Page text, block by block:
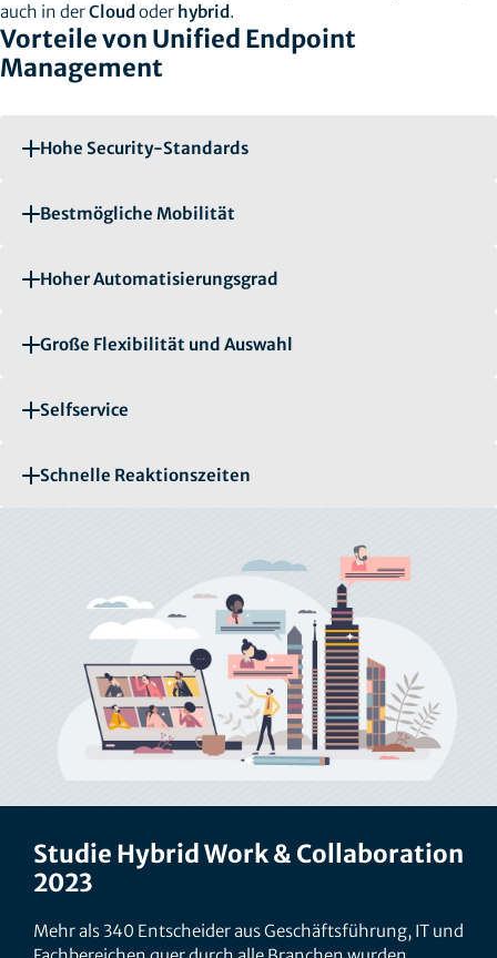
auch in derCloudoder hybrid.
Vorteile von Unified Endpoint
Management
Hohe Security-Standards
Bestmögliche Mobilität
Hoher Automatisierungsgrad
Große Flexibilität und Auswahl
Selfservice
Schnelle Reaktionszeiten
Studie Hybrid Work & Collaboration
2023
Mehr als 340 Entscheider aus Geschäftsführung, IT und